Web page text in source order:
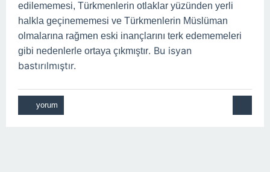
edilememesi, Türkmenlerin otlaklar yüzünden yerli
halkla geçinememesi ve Türkmenlerin Müslüman
olmalarına rağmen eski inançlarını terk edememeleri
gibi nedenlerle ortaya çıkmıştır. Bu isyan
bastırılmıştır.